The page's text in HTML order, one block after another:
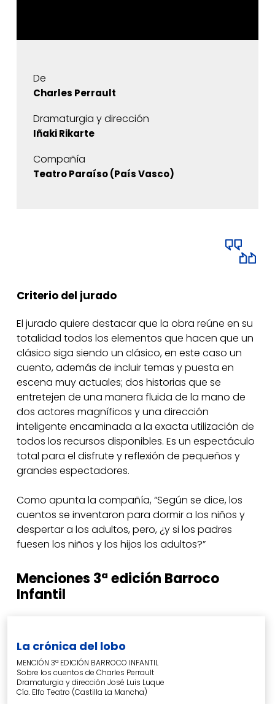
De
Charles Perrault
Dramaturgia y dirección
Iñaki Rikarte
Compañía
Teatro Paraíso (País Vasco)
Criterio del jurado
El jurado quiere destacar que la obra reúne en su
totalidad todos los elementos que hacen que un
clásico siga siendo un clásico, en este caso un
cuento, además de incluir temas y puesta en
escena muy actuales; dos historias que se
entretejen de una manera fluida de la mano de
dos actores magníficos y una dirección
inteligente encaminada a la exacta utilización de
todos los recursos disponibles. Es un espectáculo
total para el disfrute y reflexión de pequeños y
grandes espectadores.
Como apunta la compañía, “Según se dice, los
cuentos se inventaron para dormir a los niños y
despertar a los adultos, pero, ¿y si los padres
fuesen los niños y los hijos los adultos?”
Menciones 3ªedición Barroco
Infantil
La crónica del lobo
MENCIÓN 3ª EDICIÓN BARROCO INFANTIL
Sobre los cuentos de Charles Perrault
Dramaturgia y dirección José Luis Luque
Cía. Elfo Teatro (Castilla La Mancha)